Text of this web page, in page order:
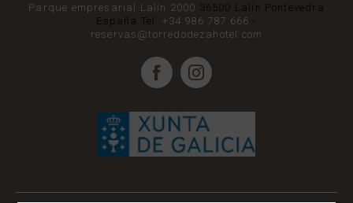
Parque empresarial Lalín 2000 36500 Lalín Pontevedra
España Tel: +34 986 787 666 -
reservas@torredodezahotel.com